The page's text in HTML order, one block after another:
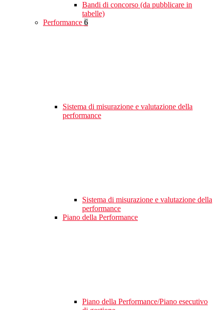
Bandi di concorso (da pubblicare in
tabelle)
Performance 6
Sistema di misurazione e valutazione della
performance
Sistema di misurazione e valutazione della
performance
Piano della Performance
Piano della Performance/Piano esecutivo